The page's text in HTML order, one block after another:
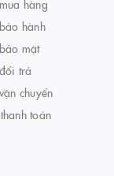
hàng
hành
mật
trả
chuyển
toán